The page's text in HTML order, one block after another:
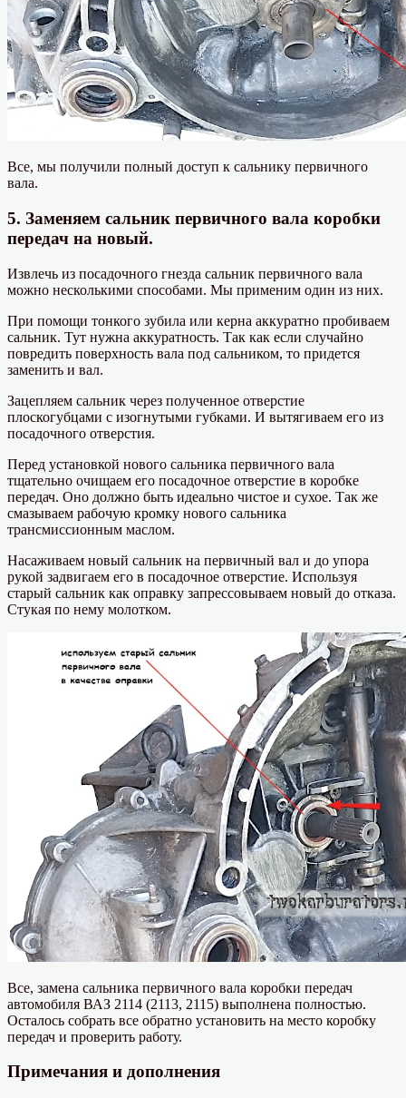
Все, мы получили полный доступ к сальнику первичного
вала.
5. Заменяем сальник первичного вала коробки
передач на новый.
Извлечь из посадочного гнезда сальник первичного вала
можно несколькими способами. Мы применим один из них.
При помощи тонкого зубила или керна аккуратно пробиваем
сальник. Тут нужна аккуратность. Так как если случайно
повредить поверхность вала под сальником, то придется
заменить и вал.
Зацепляем сальник через полученное отверстие
плоскогубцами с изогнутыми губками. И вытягиваем его из
посадочного отверстия.
Перед установкой нового сальника первичного вала
тщательно очищаем его посадочное отверстие в коробке
передач. Оно должно быть идеально чистое и сухое. Так же
смазываем рабочую кромку нового сальника
трансмиссионным маслом.
Насаживаем новый сальник на первичный вал и до упора
рукой задвигаем его в посадочное отверстие. Используя
старый сальник как оправку запрессовываем новый до отказа.
Стукая по нему молотком.
Все, замена сальника первичного вала коробки передач
автомобиля ВАЗ 2114 (2113, 2115) выполнена полностью.
Осталось собрать все обратно установить на место коробку
передач и проверить работу.
Примечания и дополнения